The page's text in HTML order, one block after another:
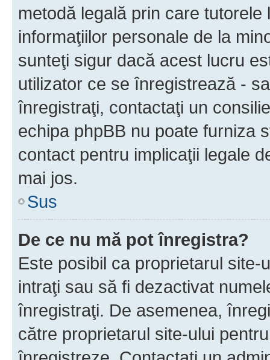
metodă legală prin care
informaţiilor personale de la
sunteţi sigur dacă acest lucru
utilizator ce se înregistrează -
înregistraţi, contactaţi un
echipa phpBB nu poate furniza
contact pentru implicaţii legale
mai jos.
Sus
De ce nu mă pot înregistra?
Este posibil ca proprietarul
intraţi sau să fi dezactivat
înregistraţi. De asemenea,
către proprietarul site-ului